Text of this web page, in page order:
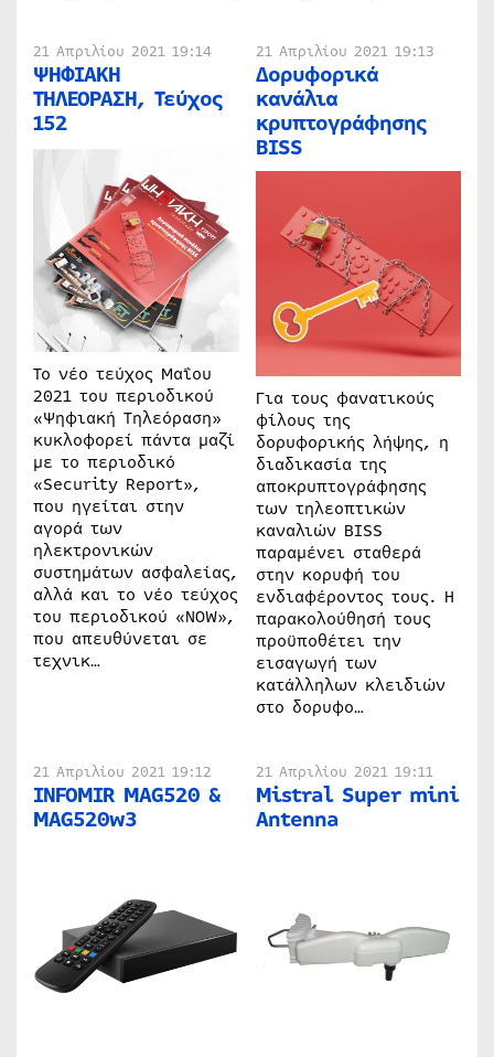
21 Απριλίου 2021 19:14
ΨΗΦΙΑΚΗ
ΤΗΛΕΟΡΑΣΗ, Τεύχος
152
Το νέο τεύχος Μαΐου
2021 του περιοδικού
«Ψηφιακή Τηλεόραση»
κυκλοφορεί πάντα μαζί
με το περιοδικό
«Security Report»,
που ηγείται στην
αγορά των
ηλεκτρονικών
συστημάτων ασφαλείας,
αλλά και το νέο τεύχος
του περιοδικού «NOW»,
που απευθύνεται σε
τεχνικ…
21 Απριλίου 2021 19:13
Δορυφορικά
κανάλια
κρυπτογράφησης
BISS
Για τους φανατικούς
φίλους της
δορυφορικής λήψης, η
διαδικασία της
αποκρυπτογράφησης
των τηλεοπτικών
καναλιών BISS
παραμένει σταθερά
στην κορυφή του
ενδιαφέροντος τους. Η
παρακολούθησή τους
προϋποθέτει την
εισαγωγή των
κατάλληλων κλειδιών
στο δορυφο…
21 Απριλίου 2021 19:12
INFOMIR MAG520 &
MAG520w3
21 Απριλίου 2021 19:11
Mistral Super mini
Antenna